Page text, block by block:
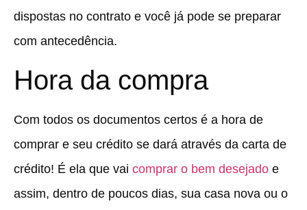
dispostas no contrato e você já pode se preparar
com antecedência.
Hora da compra
Com todos os documentos certos é a hora de
comprar e seu crédito se dará através da carta de
crédito! É ela que vai comprar o bem desejado e
assim, dentro de poucos dias, sua casa nova ou o